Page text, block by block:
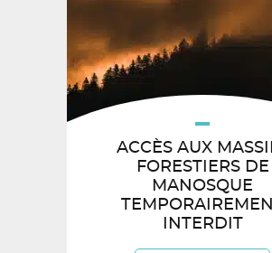
ACCÈS AUX
FORESTIERS DE
MANOSQUE
INTERDIT